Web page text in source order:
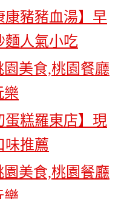
康豬豬血湯】早
麵人氣小吃
蛋糕羅東店】現
味推薦